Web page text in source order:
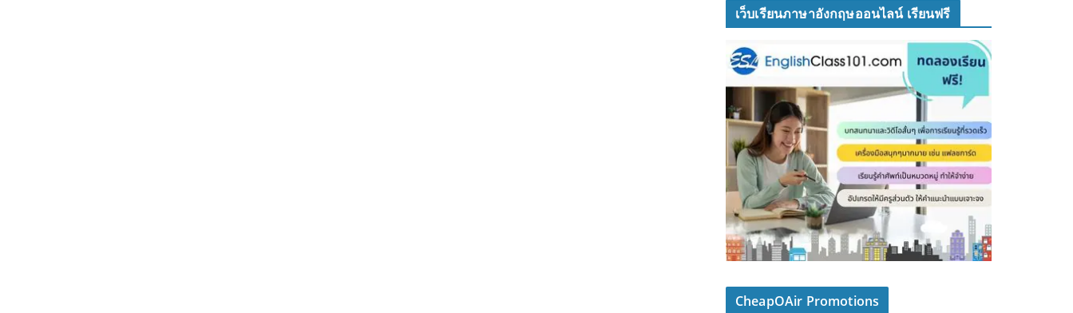
เว็บเรียนภาษาอังกฤษออนไลน์ เรียนฟรี
CheapOAir Promotions